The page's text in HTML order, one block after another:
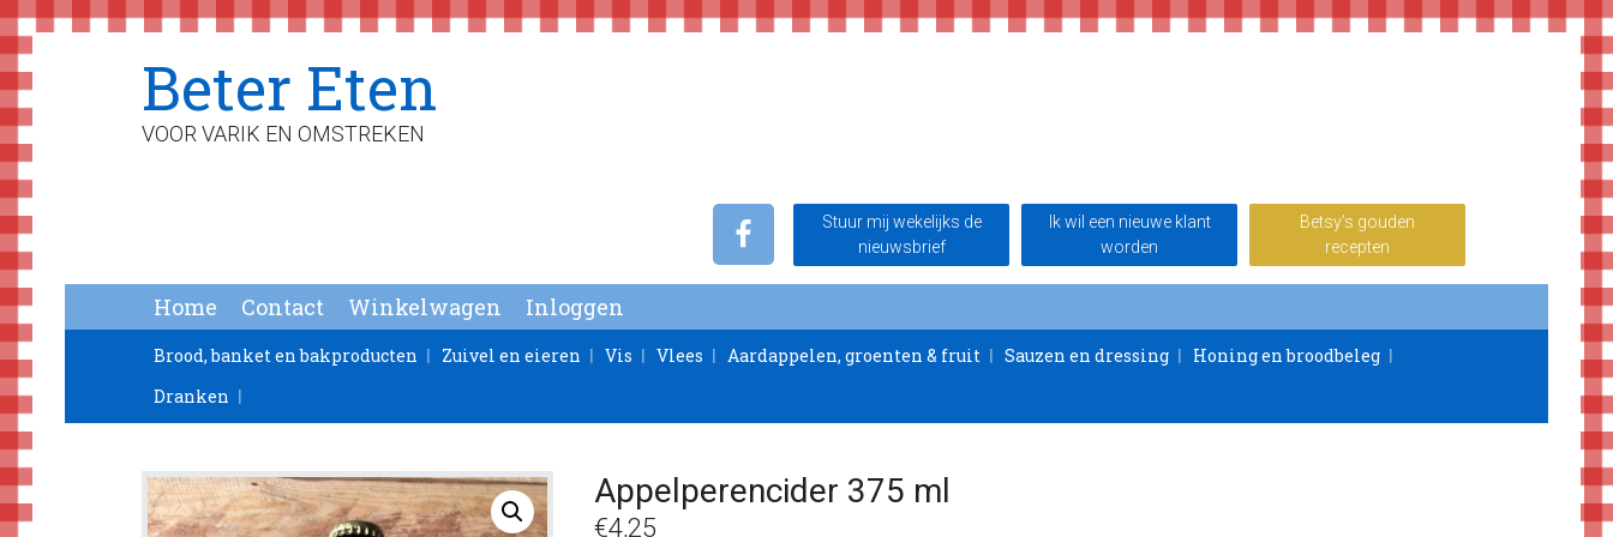
naar
de
hoofdnavigatie
naar
de
hoofd
inhoud
naar
de
voettekst
Beter Eten
VOOR VARIK EN OMSTREKEN
Betsy’s gouden
recepten
Ik wil een nieuwe klant
worden
Stuur mij wekelijks de
nieuwsbrief
Home Contact Winkelwagen Inloggen
Brood, banket en bakproducten Zuivel en eieren Vis Vlees Aardappelen, groenten & fruit Sauzen en dressing
Honing en broodbeleg
Dranken
Appelperencider 375 ml
€4,25